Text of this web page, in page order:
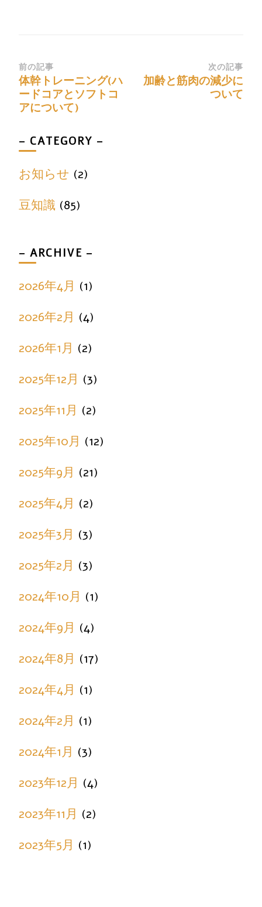
前の記事
体幹トレーニング(ハ
ードコアとソフトコ
アについて)
次の記事
加齢と筋肉の減少に
ついて
– CATEGORY –
お知らせ (2)
豆知識 (85)
– ARCHIVE –
2026年4月 (1)
2026年2月 (4)
2026年1月 (2)
2025年12月 (3)
2025年11月 (2)
2025年10月 (12)
2025年9月 (21)
2025年4月 (2)
2025年3月 (3)
2025年2月 (3)
2024年10月 (1)
2024年9月 (4)
2024年8月 (17)
2024年4月 (1)
2024年2月 (1)
2024年1月 (3)
2023年12月 (4)
2023年11月 (2)
2023年5月 (1)